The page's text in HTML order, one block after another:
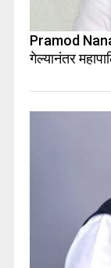
Pramod
गेल्यानंतर